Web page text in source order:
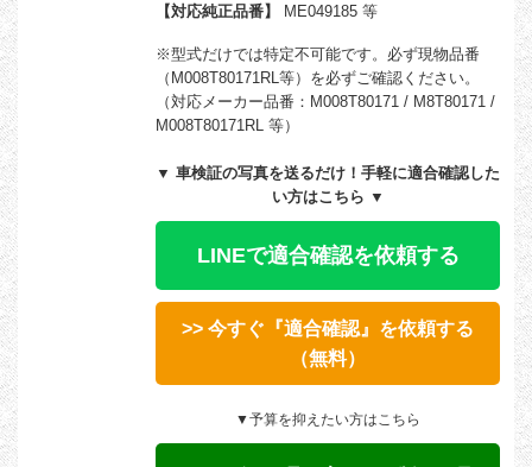
【対応純正品番】
ME049185 等
※型式だけでは特定不可能です。必ず現物品番
（M008T80171RL等）を必ずご確認ください。
（対応メーカー品番：M008T80171 / M8T80171 /
M008T80171RL 等）
▼ 車検証の写真を送るだけ！手軽に適合確認した
い方はこちら ▼
LINEで適合確認を依頼する
>> 今すぐ『適合確認』を依頼する
（無料）
▼予算を抑えたい方はこちら